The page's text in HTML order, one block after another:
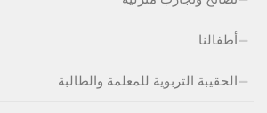
أطفالنا
الحقيبة التربوية للمعلمة والطالبة